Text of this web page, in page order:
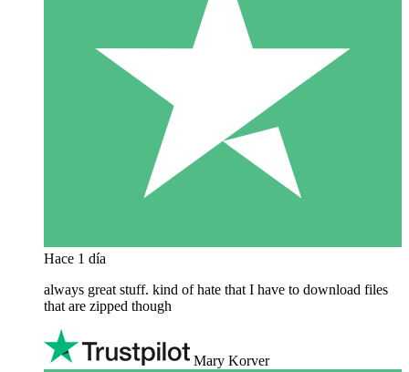
Hace 1 día
always great stuff. kind of hate that I have to download files
that are zipped though
Mary Korver